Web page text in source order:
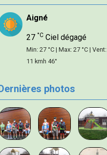
Aigné
27 °CCiel dégagé
Min: 27 °C | Max: 27 °C | Vent:
11 kmh 46°
photos